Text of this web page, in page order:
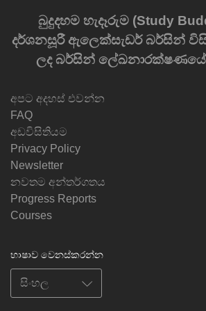
බුදුදහම හැදෑරුම (Study
දර්ශනසූරී ඇලෙක්සැඩර් බර්සින්
ලද බර්සින් ලේඛනාරක්ෂණයේ
අපට අදහස් එවන්න
FAQ
අඩවිසිතියම
Privacy Policy
Newsletter
නවතම අන්තර්ගතය
Progress Reports
Courses
භාෂාව වෙනස්කරන්න